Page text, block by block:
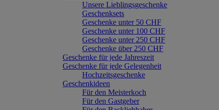
Unsere Lieblingsgeschenke
Geschenksets
Geschenke unter 50 CHF
Geschenke unter 100 CHF
Geschenke unter 250 CHF
Geschenke über 250 CHF
Geschenke für jede Jahreszeit
Geschenke für jede Gelegenheit
Hochzeitsgeschenke
Geschenkideen
Für den Meisterkoch
Für den Gastgeber